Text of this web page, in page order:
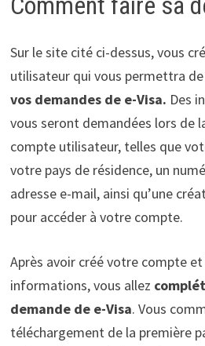
Sur le site cité ci-dessus, vous
utilisateur qui vous permettra de
vos demandes de e-Visa. Des
vous seront demandées lors de
compte utilisateur, telles que
votre pays de résidence, un
adresse e-mail, ainsi qu’une
pour accéder à votre compte.
Après avoir créé votre compte
informations, vous allez
demande de e-Visa. Vous
téléchargement de la première